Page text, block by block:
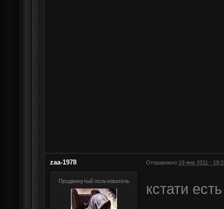
zaa-1978 Отправлено 19 янв 2011 -
Продвинутый пользователь кстати